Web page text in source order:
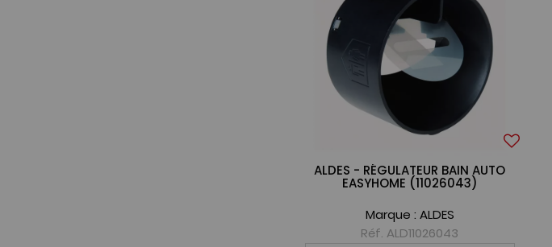
ALDES - RÉGULATEUR BAIN AUTO
EASYHOME (11026043)
Marque : ALDES
Réf. ALD11026043